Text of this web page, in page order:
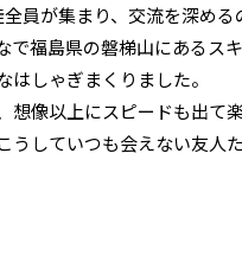
員が集まり、交流を深める
福島県の磐梯山にあるス
しゃぎまくりました。
像以上にスピードも出て
うしていつも会えない友人